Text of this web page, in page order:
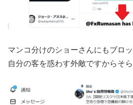
マンコ分けのショーさんにもブロッ
自分の客を惑わす外敵ですからそ